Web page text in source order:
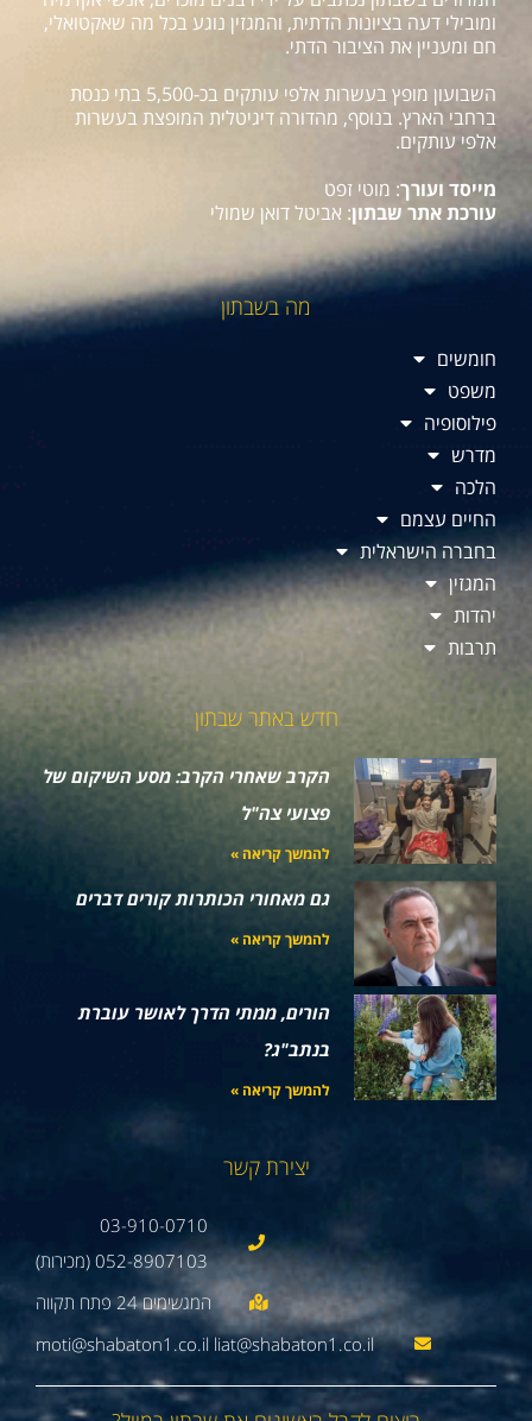
ומובילי דעה בציונות הדתית, והמגזין נוגע בכל מה שאקטואלי,
חם ומעניין את הציבור הדתי.
השבועון מופץ בעשרות אלפי עותקים בכ-5,500 בתי כנסת
ברחבי הארץ. בנוסף, מהדורה דיגיטלית המופצת בעשרות
אלפי עותקים.
מייסד ועורך: מוטי זפט
עורכת אתר שבתון: אביטל דואן שמולי
מה בשבתון
חומשים
משפט
פילוסופיה
מדרש
הלכה
החיים עצמם
בחברה הישראלית
המגזין
יהדות
תרבות
חדש באתר שבתון
הקרב שאחרי הקרב: מסע השיקום של
פצועי צה"ל
להמשך קריאה »
גם מאחורי הכותרות קורים דברים
להמשך קריאה »
הורים, ממתי הדרך לאושר עוברת
בנתב"ג?
להמשך קריאה »
יצירת קשר
03-910-0710
052-8907103 (מכירות)
moti@shabaton1.co.il liat@shabaton1.co.il